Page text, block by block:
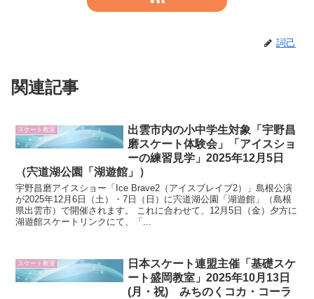
詞己
関連記事
スケート教室
出雲市内の小中学生対象「宇野昌
磨スケート体験会」「アイスショ
ーの練習見学」2025年12月5日
（宍道湖公園「湖遊館」）
宇野昌磨アイスショー「Ice Brave2（アイスブレイブ2）」島根公演
が2025年12月6日（土）・7日（日）に宍道湖公園「湖遊館」（島根
県出雲市）で開催されます。 これに合わせて、12月5日（金）夕方に
湖遊館スケートリンクにて、「...
スケート教室
日本スケート連盟主催「基礎スケ
ート盛岡教室」2025年10月13日
(月・祝) みちのくコカ・コーラ